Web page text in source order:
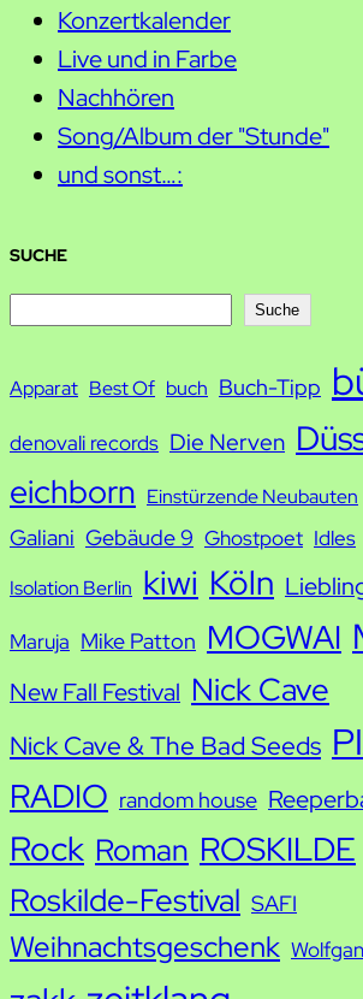
Konzertkalender
Live und in Farbe
Nachhören
Song/Album der "Stunde"
und sonst…:
SUCHE
c
Suche
Apparat Best Of buch Buch-Tipp
denovali records Die Nerven
eichborn Einstürzende Neubauten
Galiani Gebäude 9 Ghostpoet Idles
Isolation Berlin kiwi Köln
Maruja Mike Patton MOGWAI
New Fall Festival Nick Cave
Nick Cave & The Bad Seeds
RADIO random house
Rock Roman ROSKILDE
Roskilde-Festival SAFI
Weihnachtsgeschenk